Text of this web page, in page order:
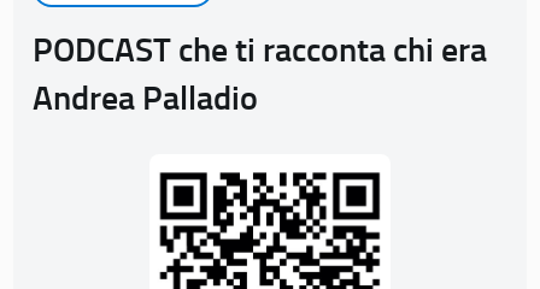
PODCAST che ti racconta chi era
Andrea Palladio